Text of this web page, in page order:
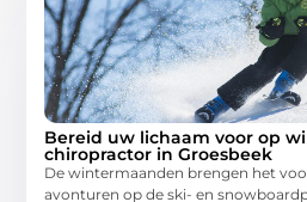
Bereid uw lichaam voor op
chiropractor in Groesbeek
De wintermaanden brengen het
avonturen op de ski- en